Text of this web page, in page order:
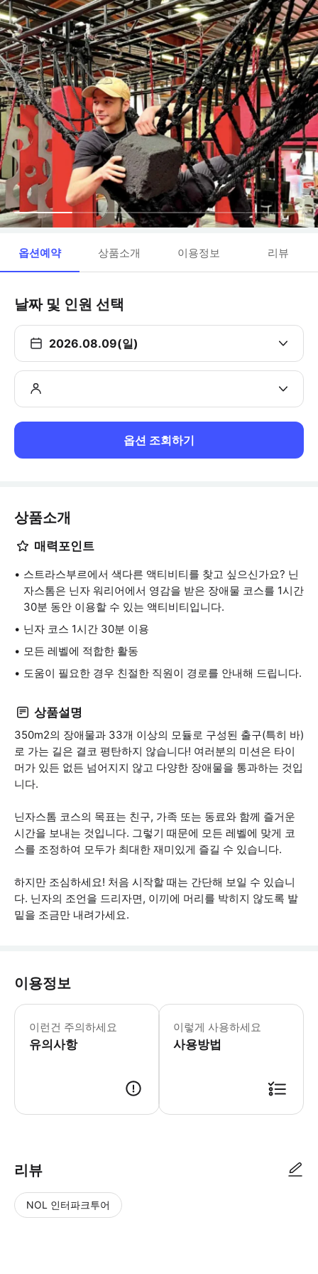
옵션예약 상품소개 이용정보 리뷰
날짜 및 인원 선택
2026.08.09(일)
옵션 조회하기
상품소개
매력포인트
스트라스부르에서 색다른 액티비티를 찾고 싶으신가요? 닌
자스톰은 닌자 워리어에서 영감을 받은 장애물 코스를 1시간
30분 동안 이용할 수 있는 액티비티입니다.
닌자 코스 1시간 30분 이용
모든 레벨에 적합한 활동
도움이 필요한 경우 친절한 직원이 경로를 안내해 드립니다.
상품설명
350m2의 장애물과 33개 이상의 모듈로 구성된 출구(특히 바)
로 가는 길은 결코 평탄하지 않습니다! 여러분의 미션은 타이
머가 있든 없든 넘어지지 않고 다양한 장애물을 통과하는 것입
니다.
닌자스톰 코스의 목표는 친구, 가족 또는 동료와 함께 즐거운
시간을 보내는 것입니다. 그렇기 때문에 모든 레벨에 맞게 코
스를 조정하여 모두가 최대한 재미있게 즐길 수 있습니다.
하지만 조심하세요! 처음 시작할 때는 간단해 보일 수 있습니
다. 닌자의 조언을 드리자면, 이끼에 머리를 박히지 않도록 발
밑을 조금만 내려가세요.
이용정보
이런건 주의하세요
유의사항
* 소요시간 : 90분 (옵션에 따라 소요
이렇게 사용하세요
사용방법
리뷰
NOL 인터파크투어